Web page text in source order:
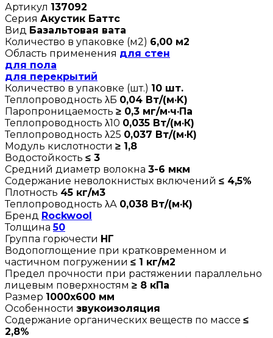
Артикул 137092
Серия Акустик Баттс
Вид Базальтовая вата
Количество в упаковке (м2) 6,00 м2
Область применения для стен
для пола
для перекрытий
Количество в упаковке (шт.) 10 шт.
Теплопроводность λБ 0,04 Вт/(м·K)
Паропроницаемость ≥ 0,3 мг/м·ч·Па
Теплопроводность λ10 0,035 Вт/(м·К)
Теплопроводность λ25 0,037 Вт/(м·К)
Модуль кислотности ≥ 1,8
Водостойкость ≤ 3
Средний диаметр волокна 3-6 мкм
Содержание неволокнистых включений ≤ 4,5%
Плотность 45 кг/м3
Теплопроводность λА 0,038 Вт/(м·К)
Бренд Rockwool
Толщина50
Группа горючести НГ
Водопоглощение при кратковременном и
частичном погружении ≤ 1 кг/м2
Предел прочности при растяжении параллельно
лицевым поверхностям ≥ 8 кПа
Размер 1000х600 мм
Особенности звукоизоляция
Содержание органических веществ по массе ≤
2,8%